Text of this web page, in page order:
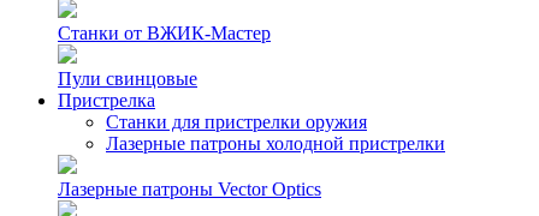
Станки от ВЖИК-Мастер
Пули свинцовые
Пристрелка
Станки для пристрелки оружия
Лазерные патроны холодной пристрелки
Лазерные патроны Vector Optics